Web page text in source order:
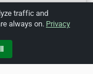
traffic and
always on. Privacy